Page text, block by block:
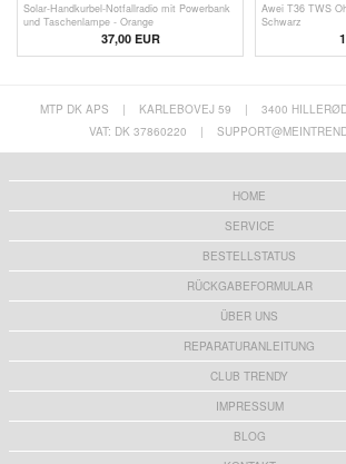
Solar-Handkurbel-Notfallradio mit Powerbank
und Taschenlampe - Orange
37,00EUR
Awei T36 TWS
Schwarz
MTP DK APS | KARLEBOVEJ 59 | 3400
VAT: DK 37860220
|
HOME
SERVICE
BESTELLSTATUS
RÜCKGABEFORMULAR
ÜBER UNS
REPARATURANLEITUNG
CLUB TRENDY
IMPRESSUM
BLOG